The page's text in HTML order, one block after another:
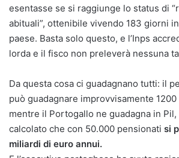
esentasse se si raggiunge lo status di
abituali”, ottenibile vivendo 183 giorni
paese. Basta solo questo, e l’Inps
lorda e il fisco non preleverà nessuna
Da questa cosa ci guadagnano tutti: il
può guadagnare improvvisamente
mentre il Portogallo ne guadagna in
calcolato che con 50.000 pensionati si
miliardi di euro annui.